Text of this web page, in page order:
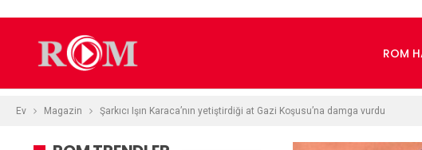
ROM
Ev Magazin Şarkıcı Işın Karaca’nın yetiştirdiği at Gazi Koşusu’na damga vurdu